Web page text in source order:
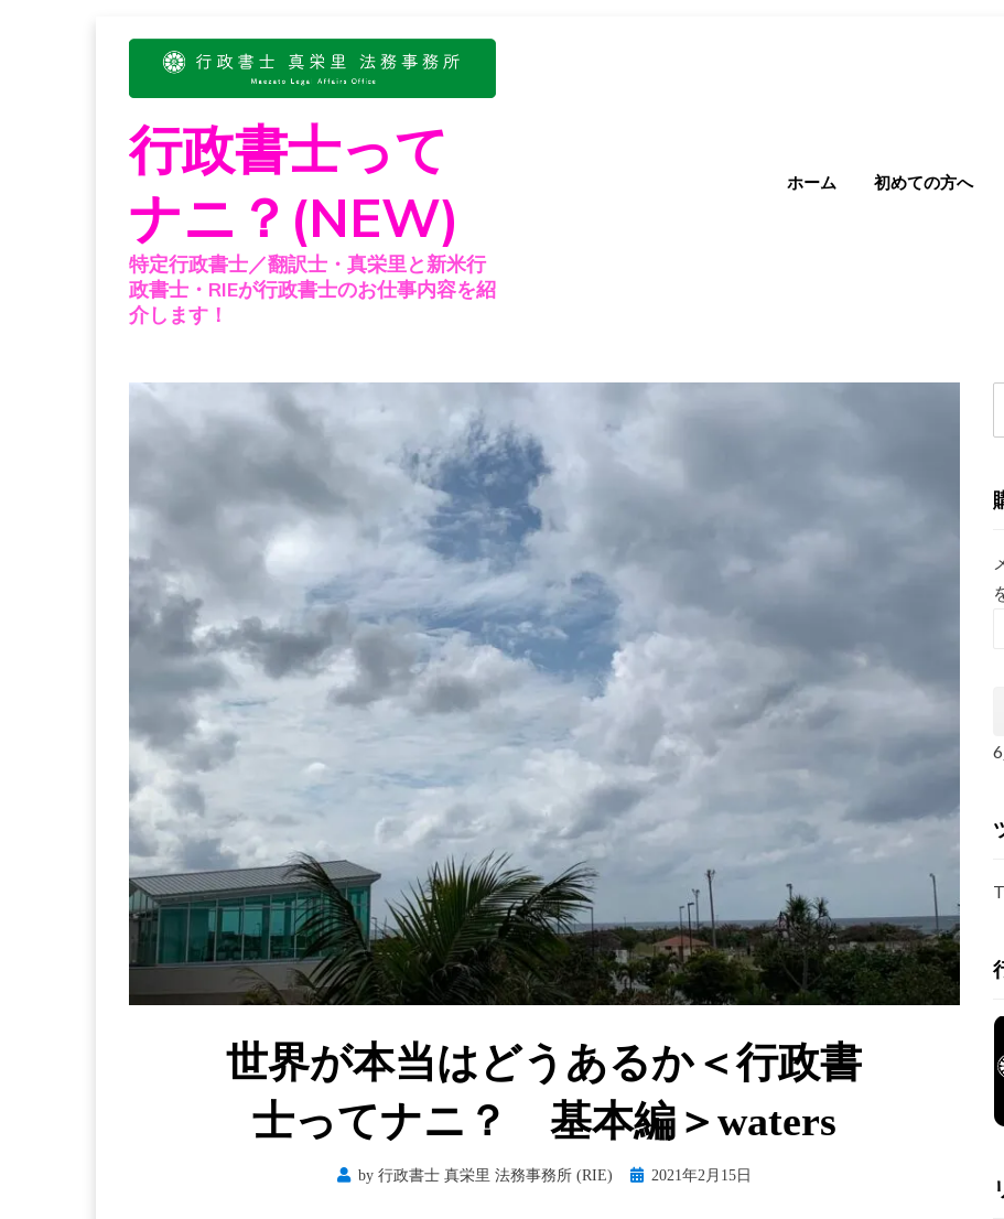
Skip
行政書士って
ナニ？(NEW)
特定行政書士／翻訳士・真栄里と新米行
政書士・RIEが行政書士のお仕事内容を紹
介します！
ホーム 初めての方へ
世界が本当はどうあるか＜行政書
士ってナニ？ 基本編＞waters
by 行政書士 真栄里 法務事務所 (RIE)
Posted2021年2月15日
ド